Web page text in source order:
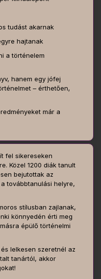
tudást akarnak
hajtanak
a történelem
hanem egy jófej
– érthetően,
már a
fel sikereseken
Közel 1200 diák tanult
bejutottak az
továbbtanulási helyre,
stílusban zajlanak,
könnyedén érti meg
épülő történelmi
lelkesen szeretnél az
tanártól, akkor